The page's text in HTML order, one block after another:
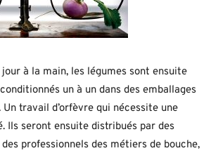
à la main, les légumes sont ensuite
un à un dans des emballages
travail d’orfèvre qui nécessite une
Ils seront ensuite distribués par des
professionnels des métiers de bouche,